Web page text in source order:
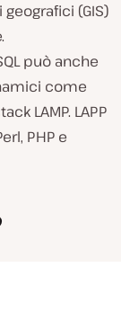
(GIS)
può anche
come
LAMP. LAPP
PHP e